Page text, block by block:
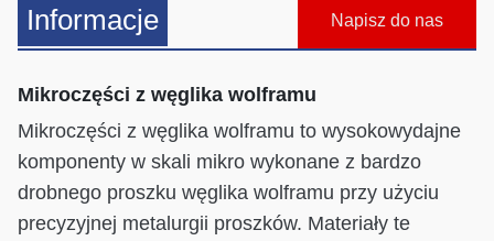
Informacje Napisz do nas
Mikroczęści z węglika wolframu
Mikroczęści z węglika wolframu to wysokowydajne
komponenty w skali mikro wykonane z bardzo
drobnego proszku węglika wolframu przy użyciu
precyzyjnej metalurgii proszków. Materiały te